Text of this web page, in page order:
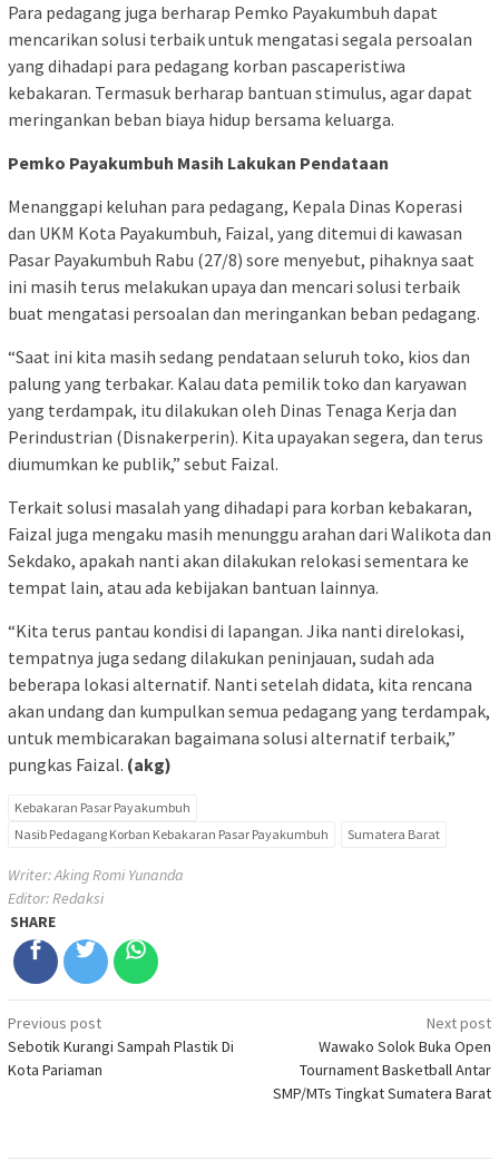
Para pedagang juga berharap Pemko Payakumbuh dapat
mencarikan solusi terbaik untuk mengatasi segala persoalan
yang dihadapi para pedagang korban pascaperistiwa
kebakaran. Termasuk berharap bantuan stimulus, agar dapat
meringankan beban biaya hidup bersama keluarga.
Pemko Payakumbuh Masih Lakukan Pendataan
Menanggapi keluhan para pedagang, Kepala Dinas Koperasi
dan UKM Kota Payakumbuh, Faizal, yang ditemui di kawasan
Pasar Payakumbuh Rabu (27/8) sore menyebut, pihaknya saat
ini masih terus melakukan upaya dan mencari solusi terbaik
buat mengatasi persoalan dan meringankan beban pedagang.
“Saat ini kita masih sedang pendataan seluruh toko, kios dan
palung yang terbakar. Kalau data pemilik toko dan karyawan
yang terdampak, itu dilakukan oleh Dinas Tenaga Kerja dan
Perindustrian (Disnakerperin). Kita upayakan segera, dan terus
diumumkan ke publik,” sebut Faizal.
Terkait solusi masalah yang dihadapi para korban kebakaran,
Faizal juga mengaku masih menunggu arahan dari Walikota dan
Sekdako, apakah nanti akan dilakukan relokasi sementara ke
tempat lain, atau ada kebijakan bantuan lainnya.
“Kita terus pantau kondisi di lapangan. Jika nanti direlokasi,
tempatnya juga sedang dilakukan peninjauan, sudah ada
beberapa lokasi alternatif. Nanti setelah didata, kita rencana
akan undang dan kumpulkan semua pedagang yang terdampak,
untuk membicarakan bagaimana solusi alternatif terbaik,”
pungkas Faizal. (akg)
Kebakaran Pasar Payakumbuh
Nasib Pedagang Korban Kebakaran Pasar Payakumbuh
Sumatera Barat
Writer: Aking Romi Yunanda
Editor: Redaksi
SHARE
Post
navigation
Previous post
Sebotik Kurangi Sampah Plastik Di
Kota Pariaman
Next post
Wawako Solok Buka Open
Tournament Basketball Antar
SMP/MTs Tingkat Sumatera Barat